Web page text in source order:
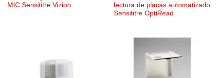
MIC Sensititre Vizion
lectura de placas automatizado
Sensititre OptiRead